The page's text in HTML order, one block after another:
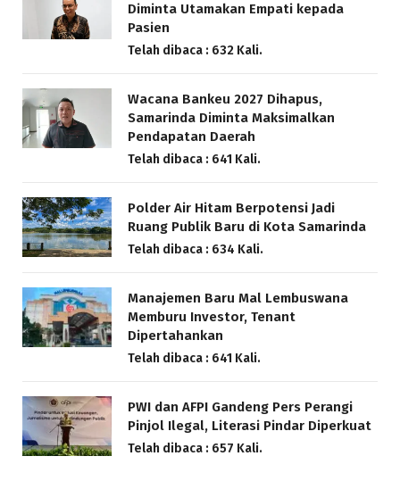
Diminta Utamakan Empati kepada
Pasien
Telah dibaca : 632 Kali.
Wacana Bankeu 2027 Dihapus,
Samarinda Diminta Maksimalkan
Pendapatan Daerah
Telah dibaca : 641 Kali.
Polder Air Hitam Berpotensi Jadi
Ruang Publik Baru di Kota Samarinda
Telah dibaca : 634 Kali.
Manajemen Baru Mal Lembuswana
Memburu Investor, Tenant
Dipertahankan
Telah dibaca : 641 Kali.
PWI dan AFPI Gandeng Pers Perangi
Pinjol Ilegal, Literasi Pindar Diperkuat
Telah dibaca : 657 Kali.